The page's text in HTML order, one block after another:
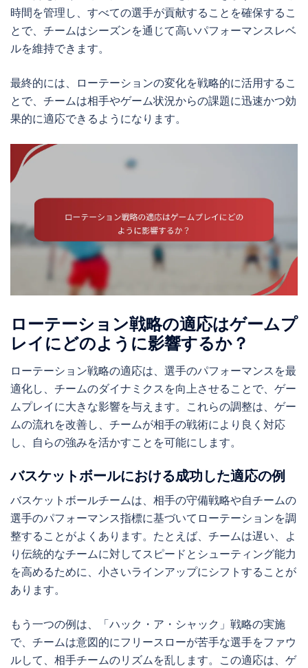
時間を管理し、すべての選手が貢献することを確保するこ
とで、チームはシーズンを通じて高いパフォーマンスレベ
ルを維持できます。
最終的には、ローテーションの変化を戦略的に活用するこ
とで、チームは相手やゲーム状況からの課題に迅速かつ効
果的に適応できるようになります。
ローテーション戦略の適応はゲームプ
レイにどのように影響するか？
ローテーション戦略の適応は、選手のパフォーマンスを最
適化し、チームのダイナミクスを向上させることで、ゲー
ムプレイに大きな影響を与えます。これらの調整は、ゲー
ムの流れを改善し、チームが相手の戦術により良く対応
し、自らの強みを活かすことを可能にします。
バスケットボールにおける成功した適応の例
バスケットボールチームは、相手の守備戦略や自チームの
選手のパフォーマンス指標に基づいてローテーションを調
整することがよくあります。たとえば、チームは遅い、よ
り伝統的なチームに対してスピードとシューティング能力
を高めるために、小さいラインアップにシフトすることが
あります。
もう一つの例は、「ハック・ア・シャック」戦略の実施
で、チームは意図的にフリースローが苦手な選手をファウ
ルして、相手チームのリズムを乱します。この適応は、ゲ